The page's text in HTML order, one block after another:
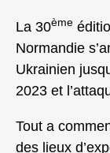
La 30ème
Normandie
Ukrainien
2023 et
Tout a
des lieux